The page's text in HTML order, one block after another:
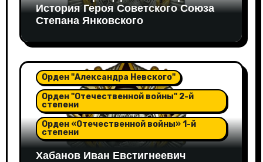
История Героя Советского Союза
Степана Янковского
Орден "Александра Невского"
Орден "Отечественной войны" 2-й
степени
Орден «Отечественной войны» 1-й
степени
Хабанов Иван Евстигнеевич